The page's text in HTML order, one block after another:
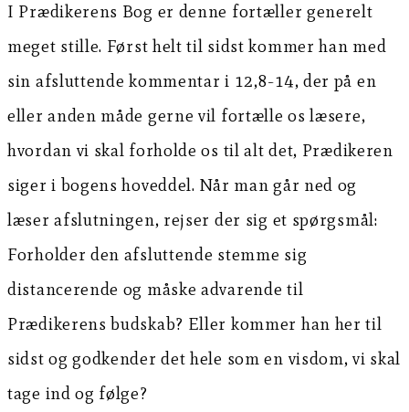
I Prædikerens Bog er denne fortæller generelt
meget stille. Først helt til sidst kommer han med
sin afsluttende kommentar i 12,8-14, der på en
eller anden måde gerne vil fortælle os læsere,
hvordan vi skal forholde os til alt det, Prædikeren
siger i bogens hoveddel. Når man går ned og
læser afslutningen, rejser der sig et spørgsmål:
Forholder den afsluttende stemme sig
distancerende og måske advarende til
Prædikerens budskab? Eller kommer han her til
sidst og godkender det hele som en visdom, vi skal
tage ind og følge?